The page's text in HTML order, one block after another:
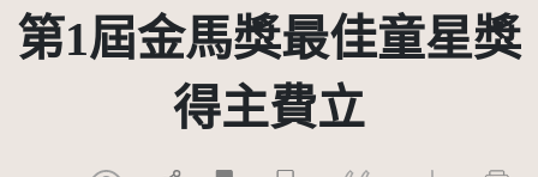
第1屆金馬獎最佳童星獎
得主費立